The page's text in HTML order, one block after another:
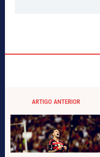
ARTIGO ANTERIOR